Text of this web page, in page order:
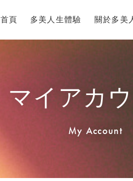
首頁 多美人生體驗 關於多美
マイアカ
My Account